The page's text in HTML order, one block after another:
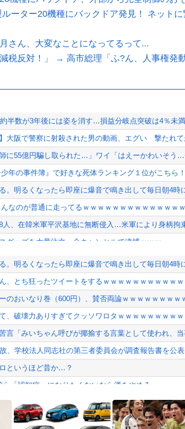
ルーター20機種にバックドア発見！ ネット
さん、大変なことになってるって...
減税反対！」 → 高市総理「ふ?ん、人事権発
半数が3年後には姿を消す…損益分岐点突破は4％未満
】大阪で警察に射殺された男の動画、エグい 撃たれ
に55億円騙し取られた…」ワイ「はえーかわいそう
少年の事件簿』で好きな死体ランキング１位がこちら！
。明るくなったら即座に爆音で鳴き出して毎日朝4時
んなのが普通に走ってるｗｗｗｗｗｗｗｗｗｗｗｗｗ
人、在韓米軍平沢基地に無断侵入…米軍により身柄拘
グッズを大量注文→全キャンセルで逮捕ｗｗｗ
力尽きる
が陰好み
みたくない！」 グラス「はい転倒」
嘘つかれてて心が壊れてるから相手してくれ
」のSNS更新が1週間途絶え、様々な憶測が飛び交う
官が黒人男性の首を絞め、暴動第二波不可避へ
。明るくなったら即座に爆音で鳴き出して毎日朝4時
、とち狂ったツイートをするｗｗｗｗｗｗｗｗｗｗｗ
のおいなり巻（600円）、賛否両論ｗｗｗｗｗｗｗｗ
、破壊力ありすぎてクッソワロタｗｗｗｗｗｗｗｗｗ
言「みいちゃん呼びが揶揄する言葉として使われ、
、学校法人同志社の第三者委員会が調査報告書を公
というほど昔か…？
ら「認知症」になりたくないなら酒をやめろ
笑）ミニストップでトラックと衝突したドラレコが
様……？」あきら「……白石」